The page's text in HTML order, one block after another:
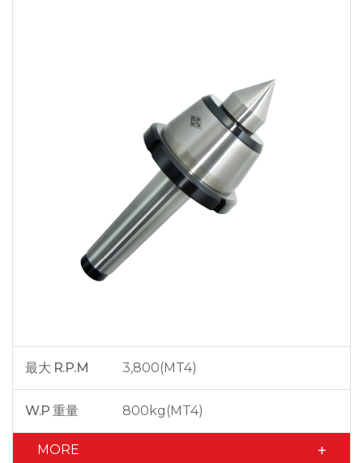
最大 R.P.M 3,800(MT4)
W.P 重量 800kg(MT4)
MORE